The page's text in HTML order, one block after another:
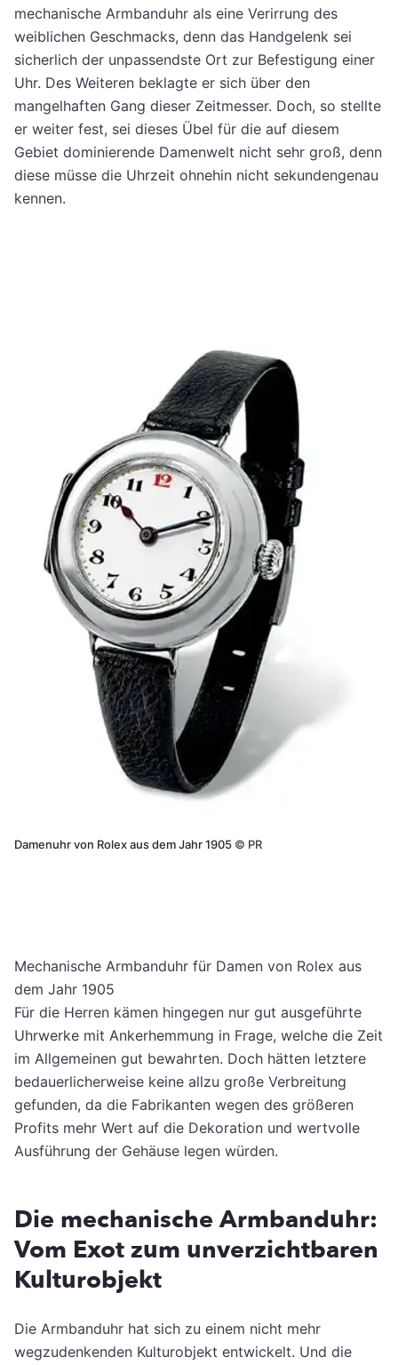
mechanische Armbanduhr als eine Verirrung des
weiblichen Geschmacks, denn das Handgelenk sei
sicherlich der unpassendste Ort zur Befestigung einer
Uhr. Des Weiteren beklagte er sich über den
mangelhaften Gang dieser Zeitmesser. Doch, so stellte
er weiter fest, sei dieses Übel für die auf diesem
Gebiet dominierende Damenwelt nicht sehr groß, denn
diese müsse die Uhrzeit ohnehin nicht sekundengenau
kennen.
Damenuhr von Rolex aus dem Jahr 1905 © PR
Mechanische Armbanduhr für Damen von Rolex aus
dem Jahr 1905
Für die Herren kämen hingegen nur gut ausgeführte
Uhrwerke mit Ankerhemmung in Frage, welche die Zeit
im Allgemeinen gut bewahrten. Doch hätten letztere
bedauerlicherweise keine allzu große Verbreitung
gefunden, da die Fabrikanten wegen des größeren
Profits mehr Wert auf die Dekoration und wertvolle
Ausführung der Gehäuse legen würden.
Die mechanische Armbanduhr:
Vom Exot zum unverzichtbaren
Kulturobjekt
Die Armbanduhr hat sich zu einem nicht mehr
wegzudenkenden Kulturobjekt entwickelt. Und die